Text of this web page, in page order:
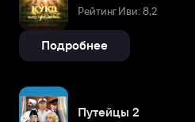
Рейтинг Иви: 8,2
Подробнее
Путейцы 2